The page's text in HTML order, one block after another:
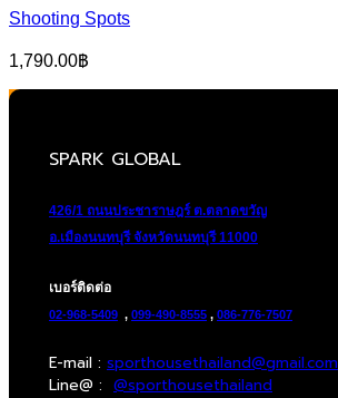
Shooting Spots
1,790.00฿
SPARK GLOBAL
426/1 ถนนประชาราษฎร์ ต.ตลาดขวัญ
อ.เมืองนนทบุรี จังหวัดนนทบุรี 11000
เบอร์ติดต่อ
02-968-5409 , 099-490-8555 , 086-776-7507
E-mail : sporthousethailand@gmail.com
Line@ : @sporthousethailand